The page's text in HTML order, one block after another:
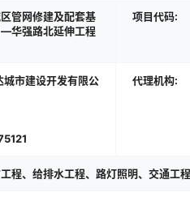
管网修建及配套基
华强路北延伸工程
项目代码:
城市建设开发有限公
代理机构:
程、给排水工程、路灯照明、交通工